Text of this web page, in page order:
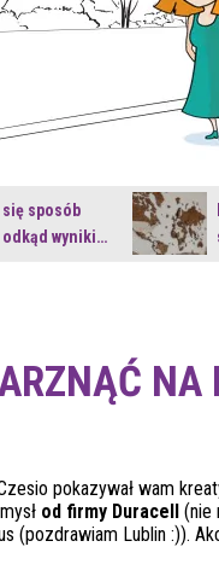
sposób
odkąd wyniki…
NA
pokazywał wam
od firmy Duracell (nie
(pozdrawiam Lublin :)).